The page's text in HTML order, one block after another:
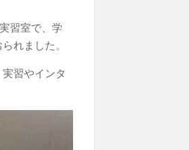
習室で、学
れました。
習やインタ